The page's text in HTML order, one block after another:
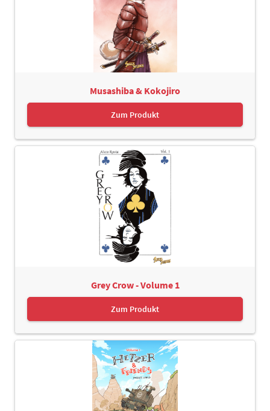
Musashiba & Kokojiro
Zum Produkt
Grey Crow - Volume 1
Zum Produkt